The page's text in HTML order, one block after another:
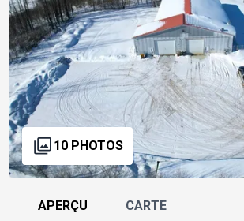
10 PHOTOS
APERÇU CARTE